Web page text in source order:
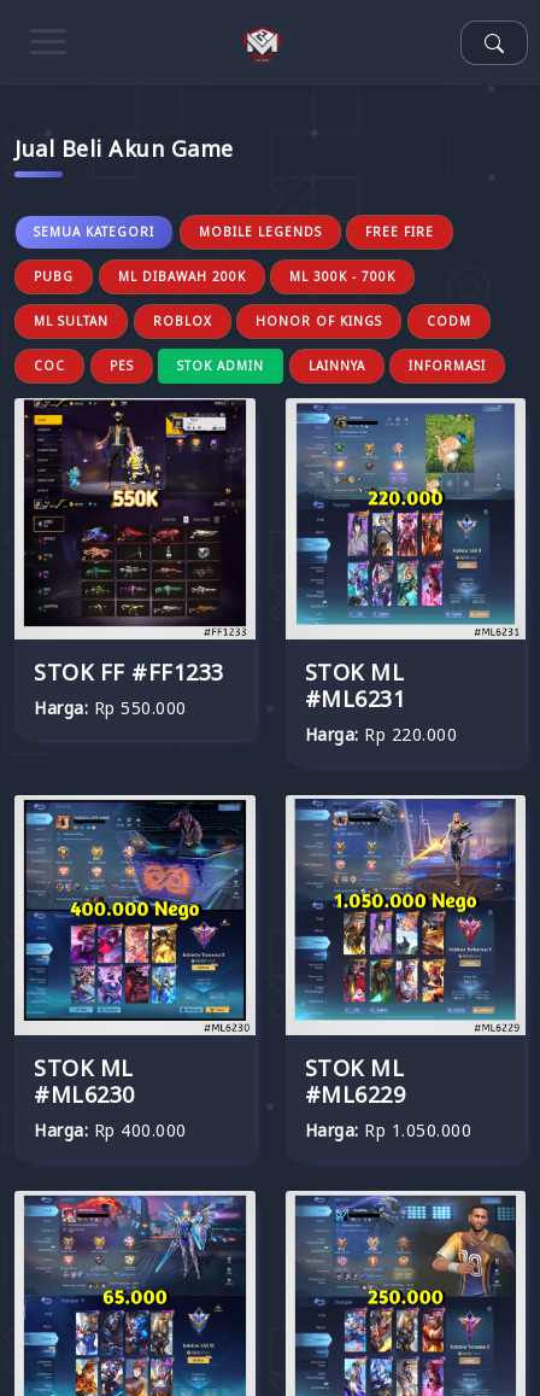
Jual Beli Akun Game
SEMUA KATEGORI MOBILE LEGENDS FREE FIRE
PUBG ML DIBAWAH 200K ML 300K - 700K
ML SULTAN ROBLOX HONOR OF KINGS CODM
COC PES STOK ADMIN LAINNYA INFORMASI
STOK FF #FF1233
Harga: Rp 550.000
STOK ML
#ML6231
Harga: Rp 220.000
STOK ML
#ML6230
Harga: Rp 400.000
STOK ML
#ML6229
Harga: Rp 1.050.000